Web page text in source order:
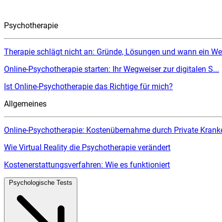
Psychotherapie
Therapie schlägt nicht an: Gründe, Lösungen und wann ein
Online-Psychotherapie starten: Ihr Wegweiser zur digitalen S...
Ist Online-Psychotherapie das Richtige für mich?
Allgemeines
Online-Psychotherapie: Kostenübernahme durch Private
Wie Virtual Reality die Psychotherapie verändert
Kostenerstattungsverfahren: Wie es funktioniert